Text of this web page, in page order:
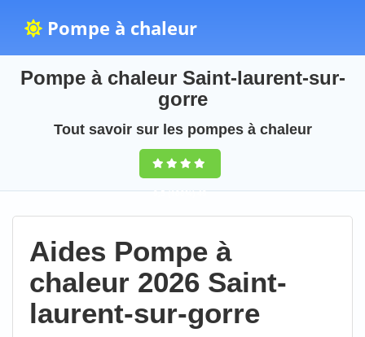
Pompe à chaleur
Pompe à chaleur Saint-laurent-sur-
gorre
Tout savoir sur les pompes à chaleur
9,5(100%)49
Aides Pompe à
chaleur 2026 Saint-
laurent-sur-gorre